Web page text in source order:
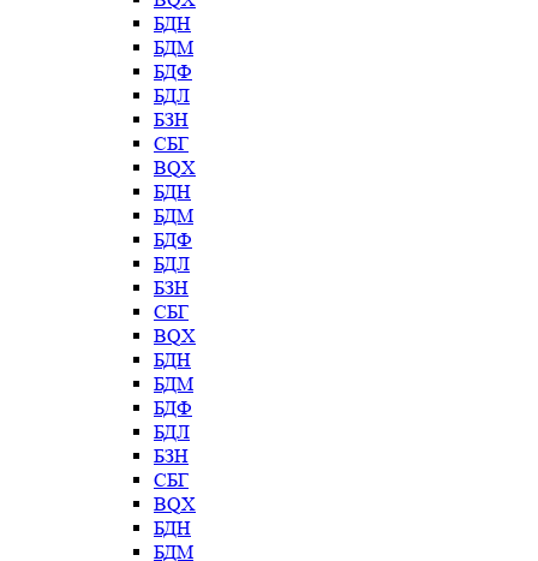
БДН
БДМ
БДФ
БДЛ
БЗН
СБГ
BQX
БДН
БДМ
БДФ
БДЛ
БЗН
СБГ
BQX
БДН
БДМ
БДФ
БДЛ
БЗН
СБГ
BQX
БДН
БДМ